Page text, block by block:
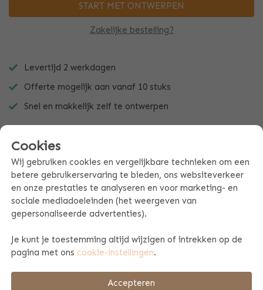
Zakelijke bestelling?
START MET ONTWERPEN
Levertijd 2 werkdagen
Offerte mogelijk aan vanaf 10 stuks
Snel en makkelijk zelf te ontwerpen
PRODUCT SPECIFICATIES
Cookies
Wij gebruiken cookies en vergelijkbare technieken om een
betere gebruikerservaring te bieden, ons websiteverkeer
en onze prestaties te analyseren en voor marketing- en
sociale mediadoeleinden (het weergeven van
gepersonaliseerde advertenties).
Je kunt je toestemming altijd wijzigen of intrekken op de
pagina met ons cookie-instellingen.
Accepteren